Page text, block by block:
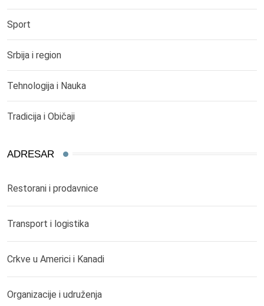
Sport
Srbija i region
Tehnologija i Nauka
Tradicija i Običaji
ADRESAR
Restorani i prodavnice
Transport i logistika
Crkve u Americi i Kanadi
Organizacije i udruženja